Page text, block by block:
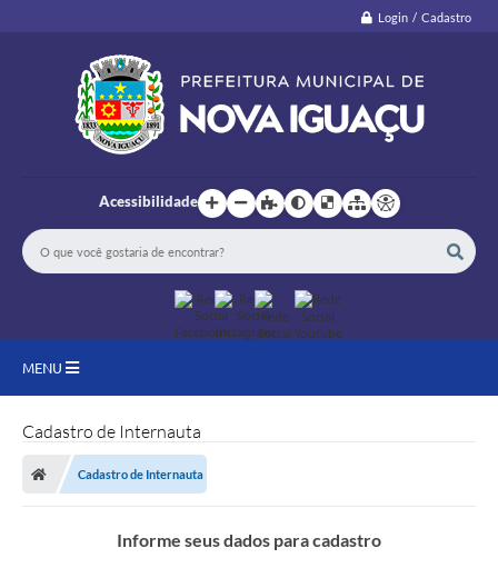
Login / Cadastro
Acessibilidade
MENU
Cadastro de Internauta
Cadastro de Internauta
Informe seus dados para cadastro